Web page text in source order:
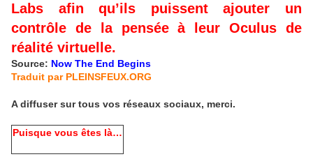
Labs afin qu’ils puissent ajouter un
contrôle de la pensée à leur Oculus de
réalité virtuelle.
Source: Now The End Begins
Traduit par PLEINSFEUX.ORG
A diffuser sur tous vos réseaux sociaux, merci.
Puisque vous êtes là…